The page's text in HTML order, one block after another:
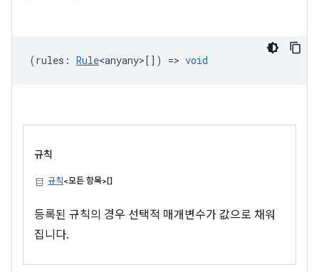
(rules : Rule<anyany> []) => void
규칙
규칙<모든 항목>[]
등록된 규칙의 경우 선택적 매개변수가 값으로 채워
집니다.